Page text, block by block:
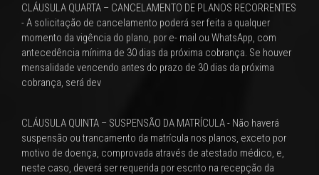
CLÁUSULA QUARTA – CANCELAMENTO DE PLANOS RECORRENTES
- A solicitação de cancelamento poderá ser feita a qualquer
momento da vigência do plano, por e- mail ou WhatsApp, com
antecedência mínima de 30 dias da próxima cobrança. Se houver
mensalidade vencendo antes do prazo de 30 dias da próxima
cobrança, será dev
CLÁUSULA QUINTA – SUSPENSÃO DA MATRÍCULA - Não haverá
suspensão ou trancamento da matrícula nos planos, exceto por
motivo de doença, comprovada através de atestado médico, e,
neste caso, deverá ser requerida por escrito na recepção da